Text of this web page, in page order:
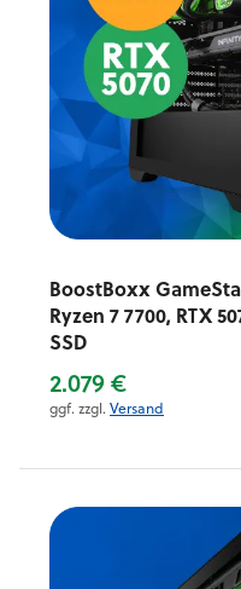
BoostBoxx
Ryzen 7 7700, RTX
SSD
2.079 €
ggf. zzgl. Versand